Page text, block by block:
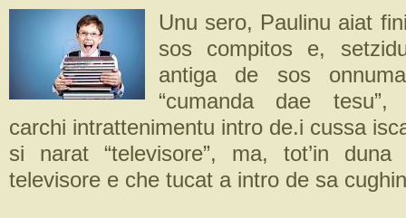
Unu sero, Paulinu aiat
sos compitos e,
antiga de sos
“cumanda dae
carchi intrattenimentu intro de.i cussa
si narat “televisore”, ma, tot’in
televisore e che tucat a intro de sa